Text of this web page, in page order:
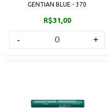
GENTIAN BLUE - 370
R$31,00
- +